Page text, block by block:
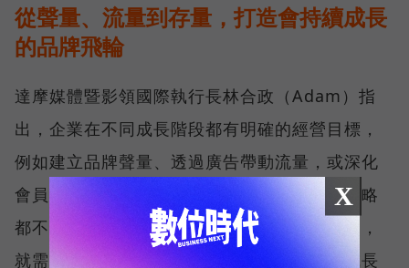
從聲量、流量到存量，打造會持續成長
的品牌飛輪
達摩媒體暨影領國際執行長林合政（Adam）指
出，企業在不同成長階段都有明確的經營目標，
例如建立品牌聲量、透過廣告帶動流量，或深化
會員經營、提升顧客價值。然而，任何一項策略
都不可能無限放大成效，當成長逐漸趨於飽和，
就需要下一個階段接力，才能持續創造新的成長
X